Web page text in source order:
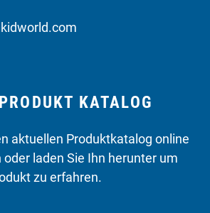
KATALOG
aktuellen Produktkatalog online
laden Sie Ihn herunter um
zu erfahren.